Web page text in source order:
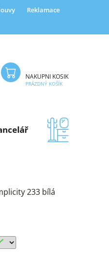
Reklamace
NÁKUPNÍ KOŠÍK
PRÁZDNÝ KOŠÍK
233 bílá